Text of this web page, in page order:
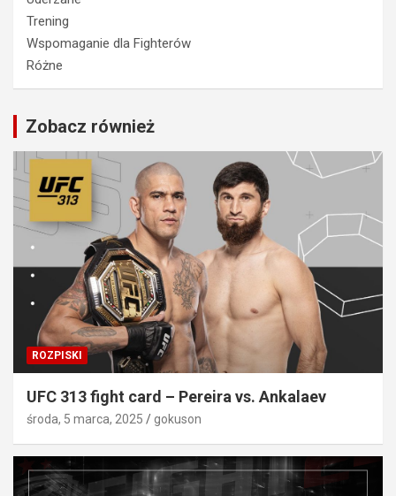
Trening
Wspomaganie dla Fighterów
Różne
Zobacz również
ROZPISKI
UFC 313 fight card – Pereira vs. Ankalaev
środa, 5 marca, 2025 gokuson